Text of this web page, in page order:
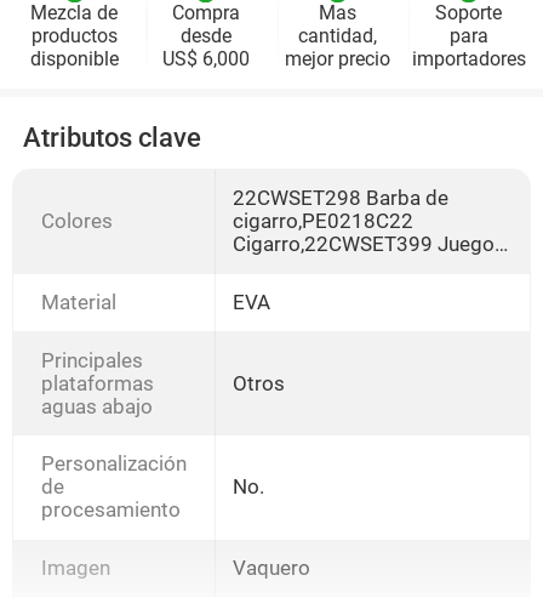
Mezcla de
productos
disponible
Compra
desde
US$ 6,000
Mas
cantidad,
mejor precio
Soporte
para
importadores
Atributos clave
Colores
22CWSET298 Barba de
cigarro,PE0218C22
Cigarro,22CWSET399 Juego
Juego de cuatro
piezas,PE320SET23 Juego de
Material EVA
Principales
plataformas
aguas abajo
Otros
Personalización
de
procesamiento
No.
Imagen Vaquero